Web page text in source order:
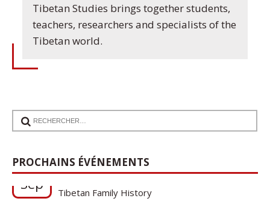
Tibetan Studies brings together students,
teachers, researchers and specialists of the
Tibetan world.
PROCHAINS ÉVÉNEMENTS
Sep
1920s Tibet to 21st-Century Darjeeling: A
Cycle de conférences SFEMT 2026/2027 : Une